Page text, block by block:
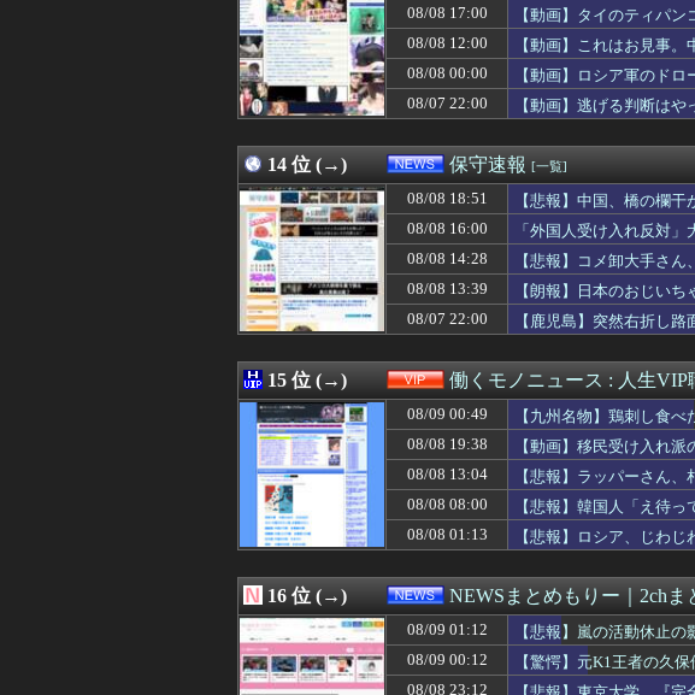
08/09 00:03
【悲報】瀬戸環奈がスタイルよすぎて
08/09 00:02
ガキ「世界を救います」←飽きた。お
08/09 00:02
『黄泉のツガイ』18話感想 怖い方が
08/09 00:02
なんでロボットアニメの主人公って親
08/09 00:01
『ヒツジのいらない枕』←持ってるや
08/09 00:01
及川光博さん（56）結婚
08/09 00:01
【悲報】”サ終”相次ぐスマホゲーム
08/09 00:01
『ウルトラマンテオ』しまじろうコラ
08/09 00:01
【ウマ娘】ウマ娘バストTOP20
08/09 00:01
Amazonができる前って通販どうやっ
08/09 00:01
【ウマ娘】コミケで配布予定だった非
08/09 00:00
【にじさんじ】ソフィ「８８８✨ ぞ
08/09 00:00
【悲報】EA、BioWareを閉鎖か？
08/09 00:00
お前らが思う「バカゲー」って何？
08/09 00:00
【動画】DJI Neo2で釣りの自撮りをし
08/09 00:00
#韓国記事翻訳 『アジア最強の韓国
08/09 00:00
「日本で働く意欲なくなる」 外国人
08/08 17:00
【動画】タイのティパ
08/08 12:00
【動画】これはお見事
08/08 00:00
【動画】ロシア軍のド
08/07 22:00
【動画】逃げる判断は
14 位 (→) 保守速報 [一覧]
08/08 18:51
【悲報】中国、橋の欄
08/08 16:00
「外国人受け入れ反対
08/08 14:28
【悲報】コメ卸大手さ
08/08 13:39
【朗報】日本のおじい
08/07 22:00
【鹿児島】突然右折し
15 位 (→) 働くモノニュース : 人生
08/09 00:49
【九州名物】鶏刺し食
08/08 19:38
【動画】移民受け入れ
08/08 13:04
【悲報】ラッパーさん
08/08 08:00
【悲報】韓国人「え待
08/08 01:13
【悲報】ロシア、じわじ
16 位 (→) NEWSまとめもりー｜2chま
08/09 01:12
【悲報】嵐の活動休止
08/09 00:12
【驚愕】元K1王者の久
08/08 23:12